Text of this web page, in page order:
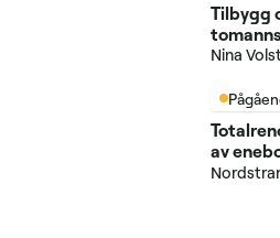
Tilbygg
Nina
av